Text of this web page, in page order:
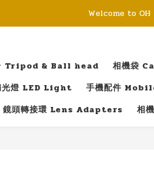
Welcome to OH
Tripod & Ball head 相機袋
光燈 LED Light
手機配件
鏡頭轉接環 Lens Adapters
相